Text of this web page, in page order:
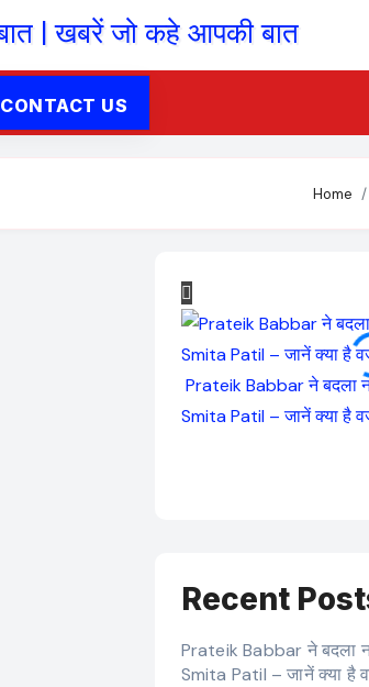
CONTACT US
Home
Prateik Babbar ने बदला
Smita Patil – जानें क्या है
Recent
Prateik Babbar ने बदला
Smita Patil – जानें क्या है